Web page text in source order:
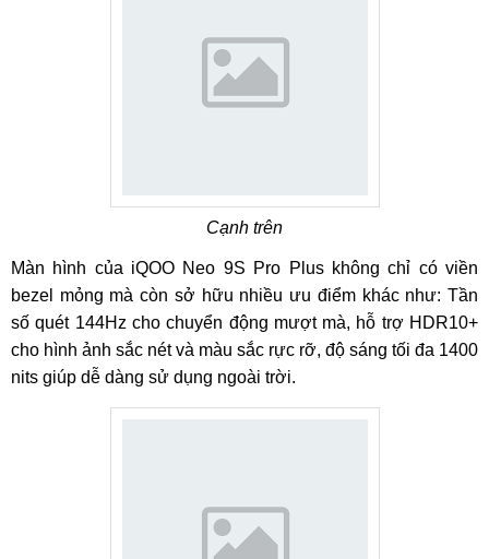
Cạnh trên
Màn hình của iQOO Neo 9S Pro Plus không chỉ có viền
bezel mỏng mà còn sở hữu nhiều ưu điểm khác như: Tần
số quét 144Hz cho chuyển động mượt mà, hỗ trợ HDR10+
cho hình ảnh sắc nét và màu sắc rực rỡ, độ sáng tối đa 1400
nits giúp dễ dàng sử dụng ngoài trời.